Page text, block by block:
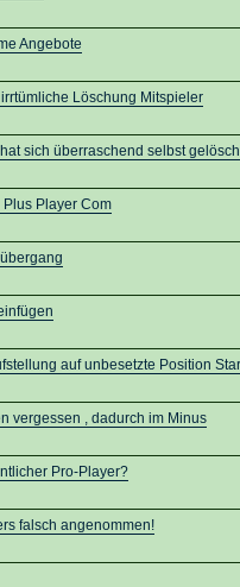
Angebote
Löschung Mitspieler
sich überraschend selbst
Plus Player Com
auf unbesetzte Position
vergessen , dadurch im Minus
Pro-Player?
falsch angenommen!